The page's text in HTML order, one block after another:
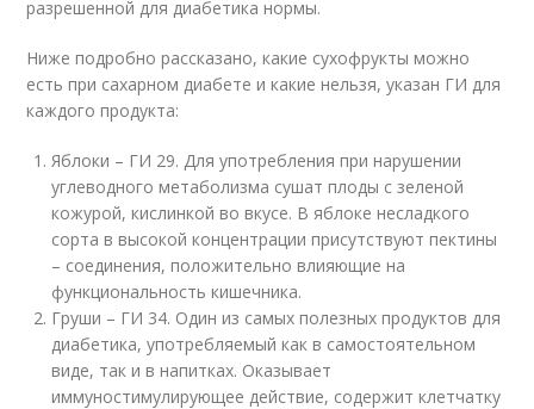
разрешенной для диабетика нормы.
Ниже подробно рассказано, какие сухофрукты можно
есть при сахарном диабете и какие нельзя, указан ГИ для
каждого продукта:
Яблоки – ГИ 29. Для употребления при нарушении
углеводного метаболизма сушат плоды с зеленой
кожурой, кислинкой во вкусе. В яблоке несладкого
сорта в высокой концентрации присутствуют пектины
– соединения, положительно влияющие на
функциональность кишечника.
Груши – ГИ 34. Один из самых полезных продуктов для
диабетика, употребляемый как в самостоятельном
виде, так и в напитках. Оказывает
иммуностимулирующее действие, содержит клетчатку